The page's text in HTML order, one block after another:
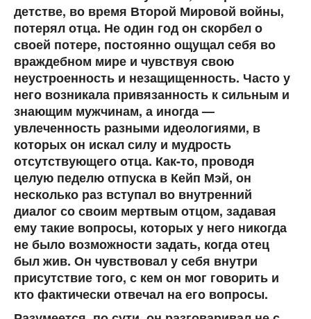
детстве, во время Второй Мировой войны,
потерял отца. Не один год он скорбел о
своей потере, постоянно ощущал себя во
враждебном мире и чувствуя свою
неустроенность и незащищенность. Часто у
него возникала привязанность к сильным и
знающим мужчинам, а иногда —
увлеченность разными идеологиями, в
которых он искал силу и мудрость
отсутствующего отца. Как-то, проводя
целую педелю отпуска в Кейп Мэй, он
несколько раз вступал во внутренний
диалог со своим мертвым отцом, задавая
ему такие вопросы, которых у него никогда
не было возможности задать, когда отец
был жив. Он чувствовал у себя внутри
присутствие того, с кем он мог говорить и
кто фактически отвечал на его вопросы.